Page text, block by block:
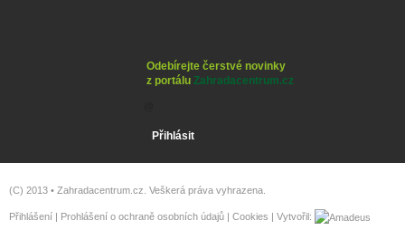
Odebírejte čerstvé novinky
z portálu Zahradacentrum.cz
(C) 2013 • Zahradacentrum.cz . Veškerá práva vyhrazena.
Přihlášení | Prohlášení o ochraně osobních údajů | Cookies | Vytvořil: